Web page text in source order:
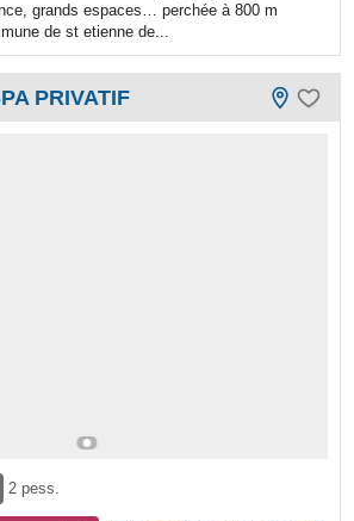
grands espaces… perchée à 800 m
de st etienne de...
PRIVATIF
2 pess.